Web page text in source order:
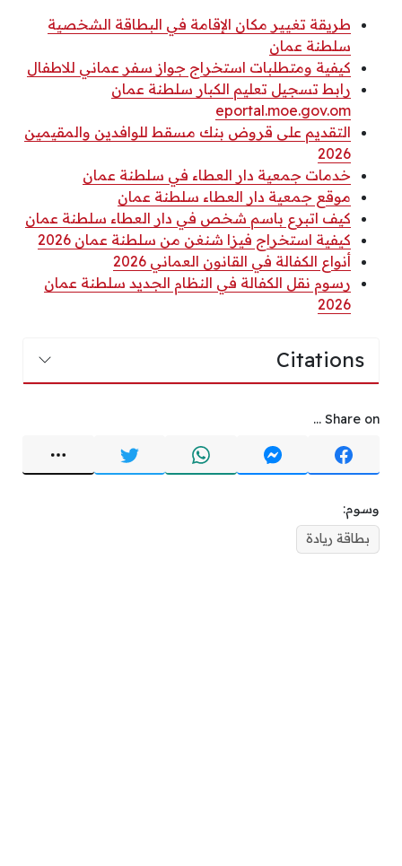
طريقة تغيير مكان الإقامة في البطاقة الشخصية
سلطنة عمان
كيفية ومتطلبات استخراج جواز سفر عماني للاطفال
رابط تسجيل تعليم الكبار سلطنة عمان
eportal.moe.gov.om
التقديم على قروض بنك مسقط للوافدين والمقيمين
2026
خدمات جمعية دار العطاء في سلطنة عمان
موقع جمعية دار العطاء سلطنة عمان
كيف اتبرع باسم شخص في دار العطاء سلطنة عمان
كيفية استخراج فيزا شنغن من سلطنة عمان 2026
أنواع الكفالة في القانون العماني 2026
رسوم نقل الكفالة في النظام الجديد سلطنة عمان
2026
Citations
Share on ...
وسوم:
بطاقة ريادة